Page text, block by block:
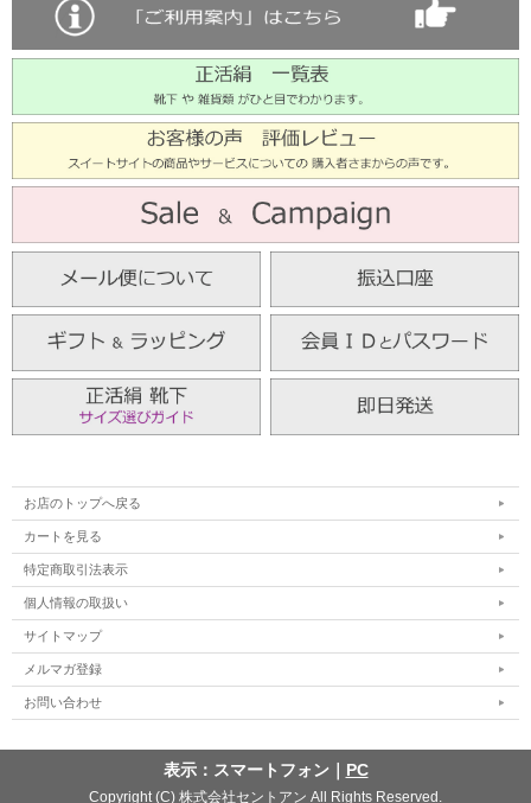
お店のトップへ戻る
カートを見る
特定商取引法表示
個人情報の取扱い
サイトマップ
メルマガ登録
お問い合わせ
表示：スマートフォン｜ PC
Copyright (C) 株式会社セントアン All Rights Reserved.